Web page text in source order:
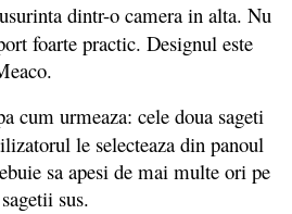
dintr-o camera in alta. Nu
foarte practic. Designul este
cum urmeaza: cele doua sageti
le selecteaza din panoul
sa apesi de mai multe ori pe
sus.